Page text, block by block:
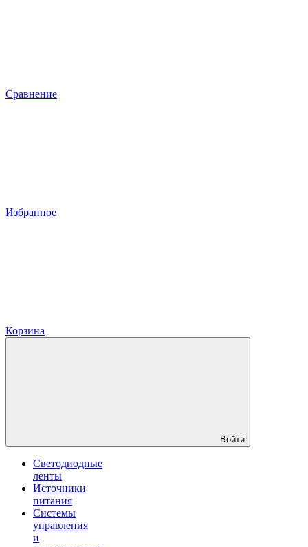
Сравнение
Избранное
Корзина
Войти
Светодиодные
ленты
Источники
питания
Системы
управления
и